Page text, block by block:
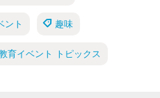
ント 趣味
育イベント トピックス